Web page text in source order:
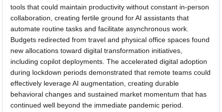
tools that could maintain productivity without constant in-person
collaboration, creating fertile ground for AI assistants that
automate routine tasks and facilitate asynchronous work.
Budgets redirected from travel and physical office spaces found
new allocations toward digital transformation initiatives,
including copilot deployments. The accelerated digital adoption
during lockdown periods demonstrated that remote teams could
effectively leverage AI augmentation, creating durable
behavioral changes and sustained market momentum that has
continued well beyond the immediate pandemic period.